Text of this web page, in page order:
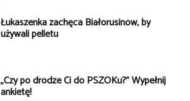
Łukaszenka zachęca Białorusinów, by
używali pelletu
„Czy po drodze Ci do PSZOKu?” Wypełnij
ankietę!